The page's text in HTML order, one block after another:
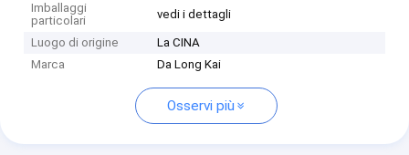
Imballaggi
particolari
vedi i dettagli
Luogo di origine
La CINA
Marca
Da Long Kai
Osservi più